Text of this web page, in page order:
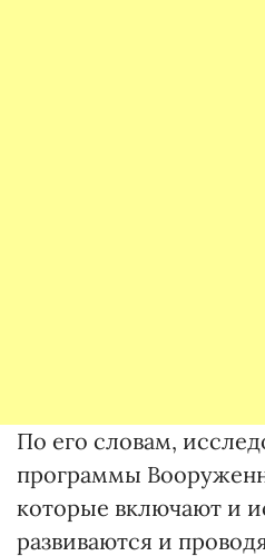
По его словам,
программы
которые включают и
развиваются и